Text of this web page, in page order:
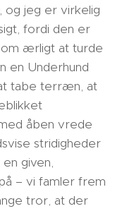
og jeg er virkelig
fordi den er
ærligt at turde
en Underhund
tabe terræn, at
åben vrede
stridigheder
given,
– vi famler frem
tror, at der